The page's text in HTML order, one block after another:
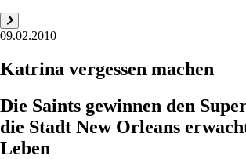
09.02.2010
Katrina vergessen machen
Die Saints gewinnen den
die Stadt New Orleans
Leben